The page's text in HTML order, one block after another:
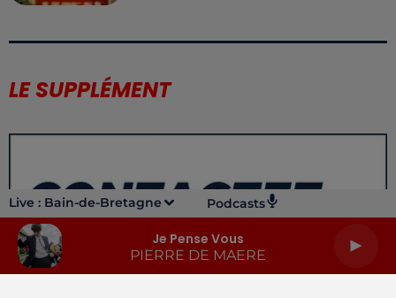
Live : Bain-de-Bretagne Podcasts
Je Pense Vous
PIERRE DE MAERE
LE SUPPLÉMENT